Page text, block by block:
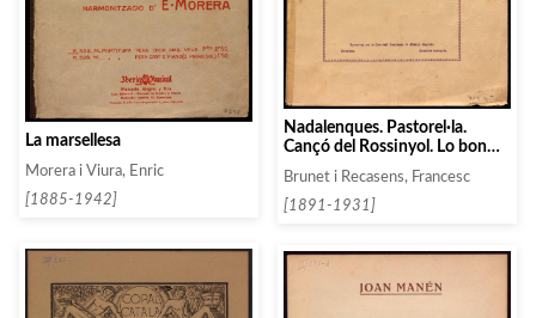
La marsellesa
Morera i Viura, Enric
[1885-1942]
Nadalenques. Pastorel·la.
Cançó del Rossinyol. Lo bon
Brunet i Recasens, Francesc
[1891-1931]